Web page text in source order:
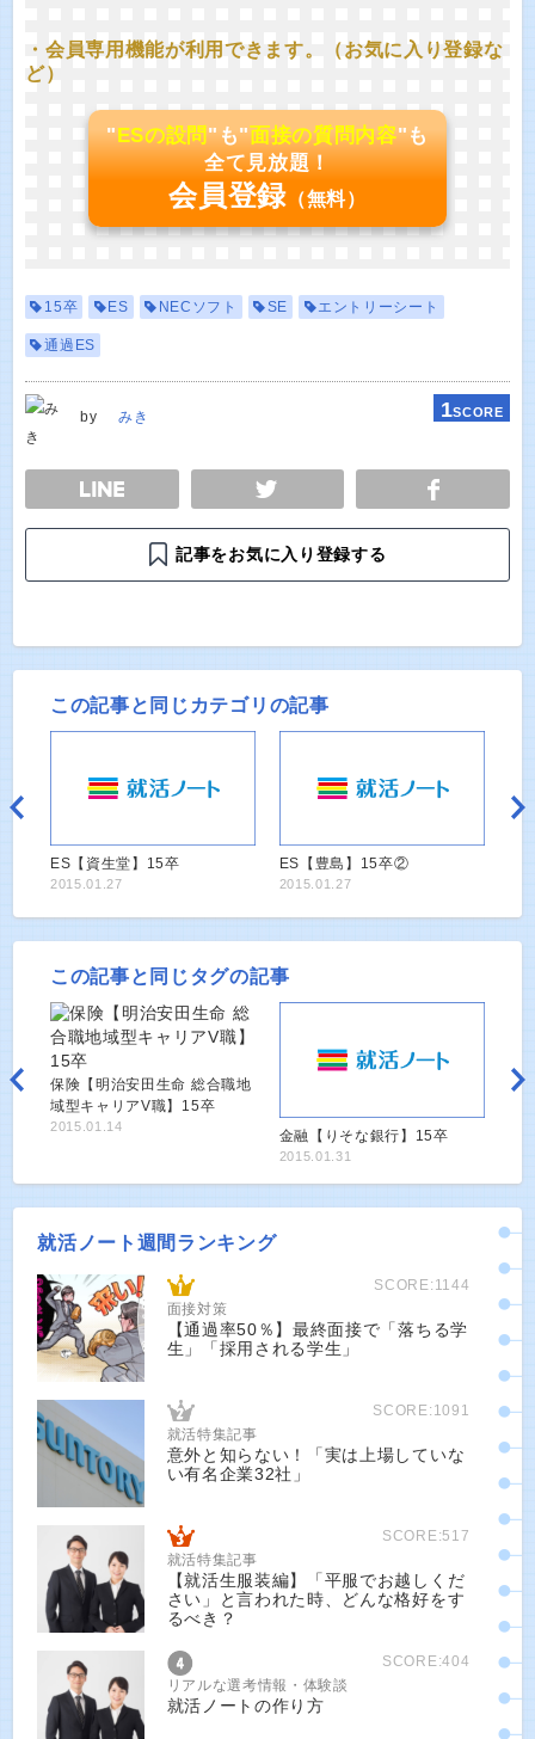
・会員専用機能が利用できます。（お気に入り登録な
ど）
"ESの設問"も"面接の質問内容"も
全て見放題！
会員登録 （無料）
15卒 ES NECソフト SE エントリーシート
通過ES
by みき 1SCORE
TWEET
記事をお気に入り登録する
この記事と同じカテゴリの記事
ES【資生堂】15卒
2015.01.27
ES【豊島】15卒②
2015.01.27
この記事と同じタグの記事
保険【明治安田生命 総合職地
域型キャリアV職】15卒
2015.01.14
金融【りそな銀行】15卒
2015.01.31
就活ノート週間ランキング
SCORE:1144
面接対策
【通過率50％】最終面接で「落ちる学
生」「採用される学生」
SCORE:1091
就活特集記事
意外と知らない！「実は上場していな
い有名企業32社」
SCORE:517
就活特集記事
【就活生服装編】「平服でお越しくだ
さい」と言われた時、どんな格好をす
るべき？
SCORE:404
リアルな選考情報・体験談
就活ノートの作り方